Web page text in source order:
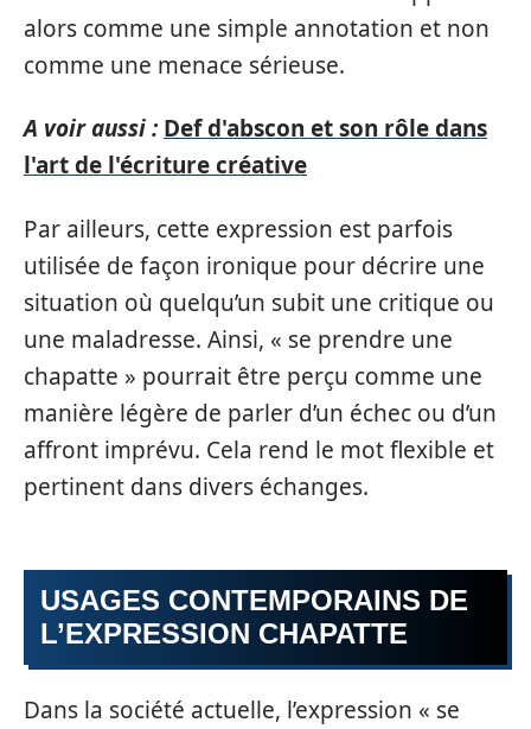
alors comme une simple annotation et non
comme une menace sérieuse.
A voir aussi : Def d'abscon et son rôle dans
l'art de l'écriture créative
Par ailleurs, cette expression est parfois
utilisée de façon ironique pour décrire une
situation où quelqu’un subit une critique ou
une maladresse. Ainsi, « se prendre une
chapatte » pourrait être perçu comme une
manière légère de parler d’un échec ou d’un
affront imprévu. Cela rend le mot flexible et
pertinent dans divers échanges.
USAGES CONTEMPORAINS DE
L’EXPRESSION CHAPATTE
Dans la société actuelle, l’expression « se